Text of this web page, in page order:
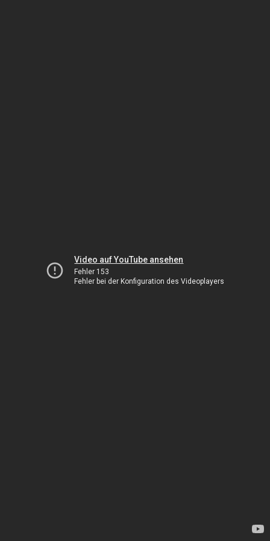
Video auf YouTube ansehen
Fehler 153
Fehler bei der Konfiguration des Videoplayers